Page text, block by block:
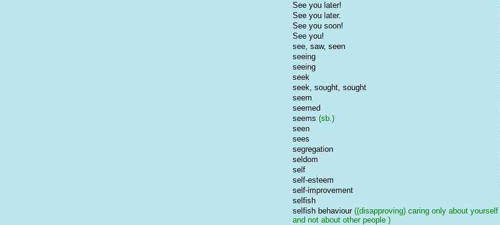
See you later!
See you later.
See you soon!
See you!
see, saw, seen
seeing
seeing
seek
seek, sought, sought
seem
seemed
seems (sb.)
seen
sees
segregation
seldom
self
self-esteem
self-improvement
selfish
selfish behaviour((disapproving) caring only about yourself
and not about other people )